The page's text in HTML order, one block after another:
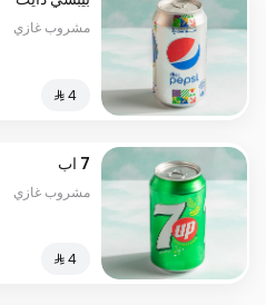
مشروب غازي
⁨⁦‪‬ 4⁩
7 اب
مشروب غازي
⁨⁦‪‬ 4⁩